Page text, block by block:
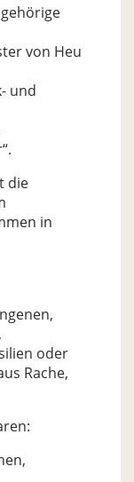
von Heu
und
die
in
oder
Rache,